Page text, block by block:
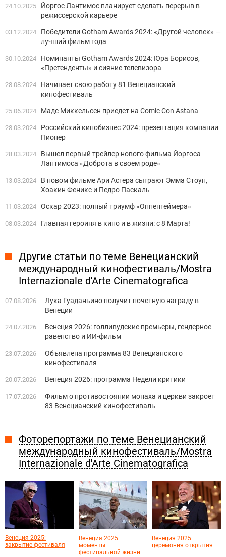
24.10.2025
Йоргос Лантимос планирует сделать перерыв в
режиссерской карьере
03.12.2024
Победители Gotham Awards 2024: «Другой человек» —
лучший фильм года
30.10.2024
Номинанты Gotham Awards 2024: Юра Борисов,
«Претенденты» и сияние телевизора
28.08.2024
Начинает свою работу 81 Венецианский
кинофестиваль
25.06.2024 Мадс Миккельсен приедет на Comic Con Astana
28.03.2024
Российский кинобизнес 2024: презентация компании
Пионер
28.03.2024
Вышел первый трейлер нового фильма Йоргоса
Лантимоса «Доброта в своем роде»
13.03.2024
В новом фильме Ари Астера сыграют Эмма Стоун,
Хоакин Феникс и Педро Паскаль
11.03.2024 Оскар 2023: полный триумф «Оппенгеймера»
08.03.2024 Главная героиня в кино и в жизни: с 8 Марта!
Другие статьи по теме Венецианский
международный кинофестиваль/Mostra
Internazionale d'Arte Cinematografica
07.08.2026
Лука Гуаданьино получит почетную награду в
Венеции
24.07.2026
Венеция 2026: голливудские премьеры, гендерное
равенство и ИИ-фильм
23.07.2026
Объявлена программа 83 Венецианского
кинофестиваля
20.07.2026 Венеция 2026: программа Недели критики
17.07.2026
Фильм о противостоянии монаха и церкви закроет
83 Венецианский кинофестиваль
Фоторепортажи по теме Венецианский
международный кинофестиваль/Mostra
Internazionale d'Arte Cinematografica
Венеция 2025:
закрытие фестиваля
Венеция 2025:
моменты
фестивальной жизни
Венеция 2025:
церемония открытия